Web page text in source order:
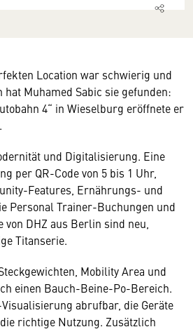
Location war schwierig und
Muhamed Sabic sie gefunden:
4“ in Wieselburg eröffnete er
und Digitalisierung. Eine
per QR-Code von 5 bis 1 Uhr,
Features, Ernährungs- und
Personal Trainer-Buchungen und
von DHZ aus Berlin sind neu,
Titanserie.
Mobility Area und
einen Bauch-Beine-Po-Bereich.
abrufbar, die Geräte
richtige Nutzung. Zusätzlich